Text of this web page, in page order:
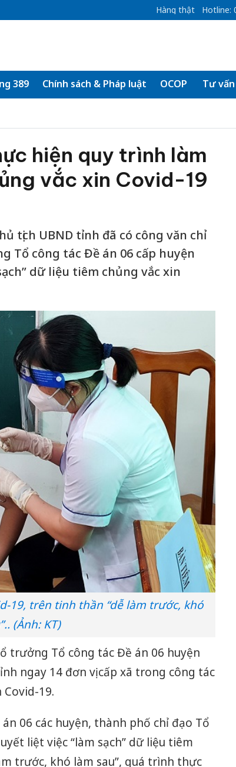
Hàng thật Hotline:
389 Chính sách & Pháp luật OCOP Tư vấn
hiện quy trình làm
vắc xin Covid-19
tịch UBND tỉnh đã có công văn chỉ
Tổ công tác Đề án 06 cấp huyện
dữ liệu tiêm chủng vắc xin
19, trên tinh thần “dễ làm trước, khó
(Ảnh: KT)
trưởng Tổ công tác Đề án 06 huyện
ngay 14 đơn vị cấp xã trong công tác
19.
06 các huyện, thành phố chỉ đạo Tổ
liệt việc “làm sạch” dữ liệu tiêm
trước, khó làm sau”, quá trình thực